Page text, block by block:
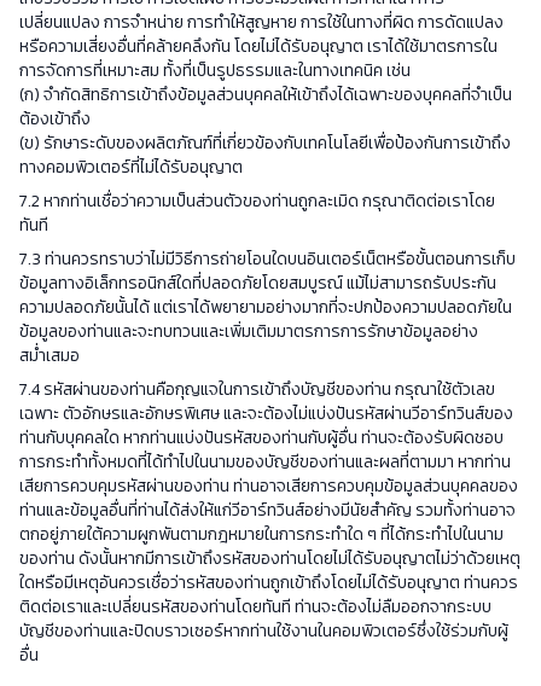
เปลี่ยนแปลง การจำหน่าย การทำให้สูญหาย การใช้ในทางที่ผิด การดัดแปลง
หรือความเสี่ยงอื่นที่คล้ายคลึงกัน โดยไม่ได้รับอนุญาต เราได้ใช้มาตรการใน
การจัดการที่เหมาะสม ทั้งที่เป็นรูปธรรมและในทางเทคนิค เช่น
(ก) จำกัดสิทธิการเข้าถึงข้อมูลส่วนบุคคลให้เข้าถึงได้เฉพาะของบุคคลที่จำเป็น
ต้องเข้าถึง
(ข) รักษาระดับของผลิตภัณฑ์ที่เกี่ยวข้องกับเทคโนโลยีเพื่อป้องกันการเข้าถึง
ทางคอมพิวเตอร์ที่ไม่ได้รับอนุญาต
7.2 หากท่านเชื่อว่าความเป็นส่วนตัวของท่านถูกละเมิด กรุณาติดต่อเราโดย
ทันที
7.3 ท่านควรทราบว่าไม่มีวิธีการถ่ายโอนใดบนอินเตอร์เน็ตหรือขั้นตอนการเก็บ
ข้อมูลทางอิเล็กทรอนิกส์ใดที่ปลอดภัยโดยสมบูรณ์ แม้ไม่สามารถรับประกัน
ความปลอดภัยนั้นได้ แต่เราได้พยายามอย่างมากที่จะปกป้องความปลอดภัยใน
ข้อมูลของท่านและจะทบทวนและเพิ่มเติมมาตรการการรักษาข้อมูลอย่าง
สม่ำเสมอ
7.4 รหัสผ่านของท่านคือกุญแจในการเข้าถึงบัญชีของท่าน กรุณาใช้ตัวเลข
เฉพาะ ตัวอักษรและอักษรพิเศษ และจะต้องไม่แบ่งปันรหัสผ่านวีอาร์ทวินส์ของ
ท่านกับบุคคลใด หากท่านแบ่งปันรหัสของท่านกับผู้อื่น ท่านจะต้องรับผิดชอบ
การกระทำทั้งหมดที่ได้ทำไปในนามของบัญชีของท่านและผลที่ตามมา หากท่าน
เสียการควบคุมรหัสผ่านของท่าน ท่านอาจเสียการควบคุมข้อมูลส่วนบุคคลของ
ท่านและข้อมูลอื่นที่ท่านได้ส่งให้แก่วีอาร์ทวินส์อย่างมีนัยสำคัญ รวมทั้งท่านอาจ
ตกอยู่ภายใต้ความผูกพันตามกฎหมายในการกระทำใด ๆ ที่ได้กระทำไปในนาม
ของท่าน ดังนั้นหากมีการเข้าถึงรหัสของท่านโดยไม่ได้รับอนุญาตไม่ว่าด้วยเหตุ
ใดหรือมีเหตุอันควรเชื่อว่ารหัสของท่านถูกเข้าถึงโดยไม่ได้รับอนุญาต ท่านควร
ติดต่อเราและเปลี่ยนรหัสของท่านโดยทันที ท่านจะต้องไม่ลืมออกจากระบบ
บัญชีของท่านและปิดบราวเซอร์หากท่านใช้งานในคอมพิวเตอร์ซึ่งใช้ร่วมกับผู้
อื่น